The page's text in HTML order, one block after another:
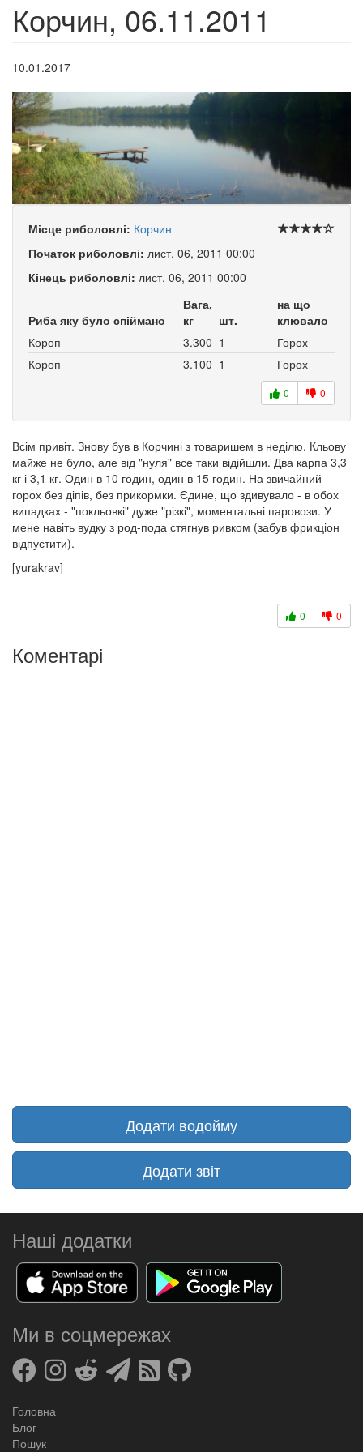
Корчин, 06.11.2011
10.01.2017
Місце риболовлі: Корчин
Початок риболовлі: лист. 06, 2011 00:00
Кінець риболовлі: лист. 06, 2011 00:00
Риба яку було спіймано
Вага,
кг
шт.
на що
клювало
Короп
3.300 1
Горох
Короп
3.100 1 Горох
0 0
Всім привіт. Знову був в Корчині з товаришем в неділю. Кльову
майже не було, але від "нуля" все таки відійшли. Два карпа 3,3
кг і 3,1 кг. Один в 10 годин, один в 15 годин. На звичайний
горох без діпів, без прикормки. Єдине, що здивувало - в обох
випадках - "покльовкі" дуже "різкі", моментальні паровози. У
мене навіть вудку з род-пода стягнув ривком (забув фрикціон
відпустити).
[yurakrav]
0 0
Коментарі
Додати водойму
Додати звіт
Наші додатки
Ми в соцмережах
Головна
Блог
Пошук